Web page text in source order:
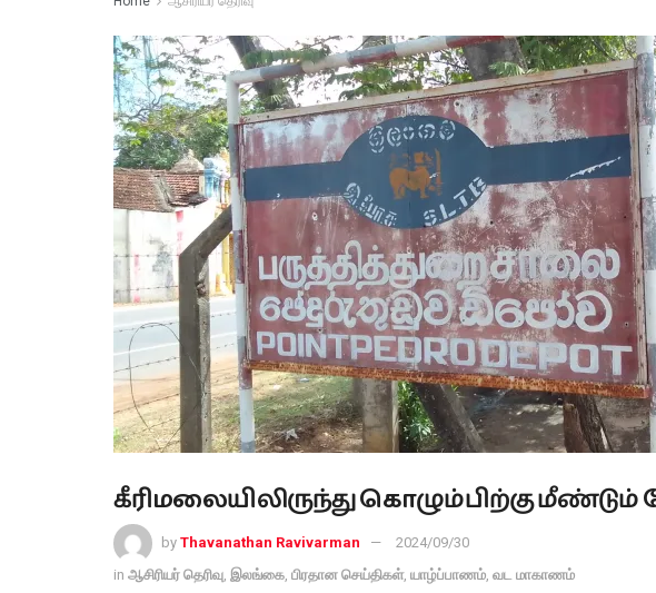
கீரிமலையிலிருந்து கொழும்பிற்கு மீண்டும்
by Thavanathan Ravivarman
2024/09/30
in ஆசிரியர் தெரிவு இலங்கை பிரதான செய்திகள், யாழ்ப்பாணம் வட மாகாணம்